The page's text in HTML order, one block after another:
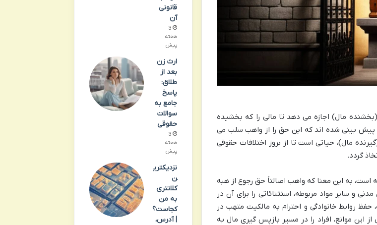
مال) اجازه می دهد تا مالی را که بخشیده
پیش بینی شده اند که این حق را از واهب سلب می
مال)، حیاتی است تا از بروز اختلافات حقوقی
گردد.
است، به این معنا که واهب اصالتاً حق رجوع از هبه
حق مطلق نیست و قانون گذار در ماده ۸۰۳ قانون مدنی و سایر مواد مربوطه، استثنائاتی را برای آن در
روابط خانوادگی و احترام به مالکیت متهب در
موانع، افراد را در مسیر بازپس گیری مال به
قانونی
آن
3
هفته
پیش
ارث زن
بعد از
طلاق:
پاسخ
جامع به
سوالات
حقوقی
3
هفته
پیش
نزدیکتری
ن
کلانتری
به من
کجاست؟
| آدرس،